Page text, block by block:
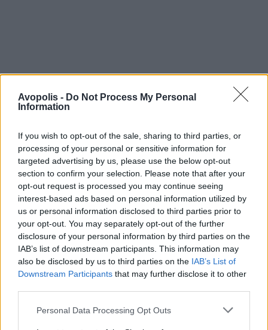
Avopolis - Do Not Process My Personal
Information
If you wish to opt-out of the sale, sharing to third parties, or
processing of your personal or sensitive information for
targeted advertising by us, please use the below opt-out
section to confirm your selection. Please note that after your
opt-out request is processed you may continue seeing
interest-based ads based on personal information utilized by
us or personal information disclosed to third parties prior to
your opt-out. You may separately opt-out of the further
disclosure of your personal information by third parties on the
IAB’s list of downstream participants. This information may
also be disclosed by us to third parties on the IAB’s List of
Downstream Participants that may further disclose it to other
Personal Data Processing Opt Outs